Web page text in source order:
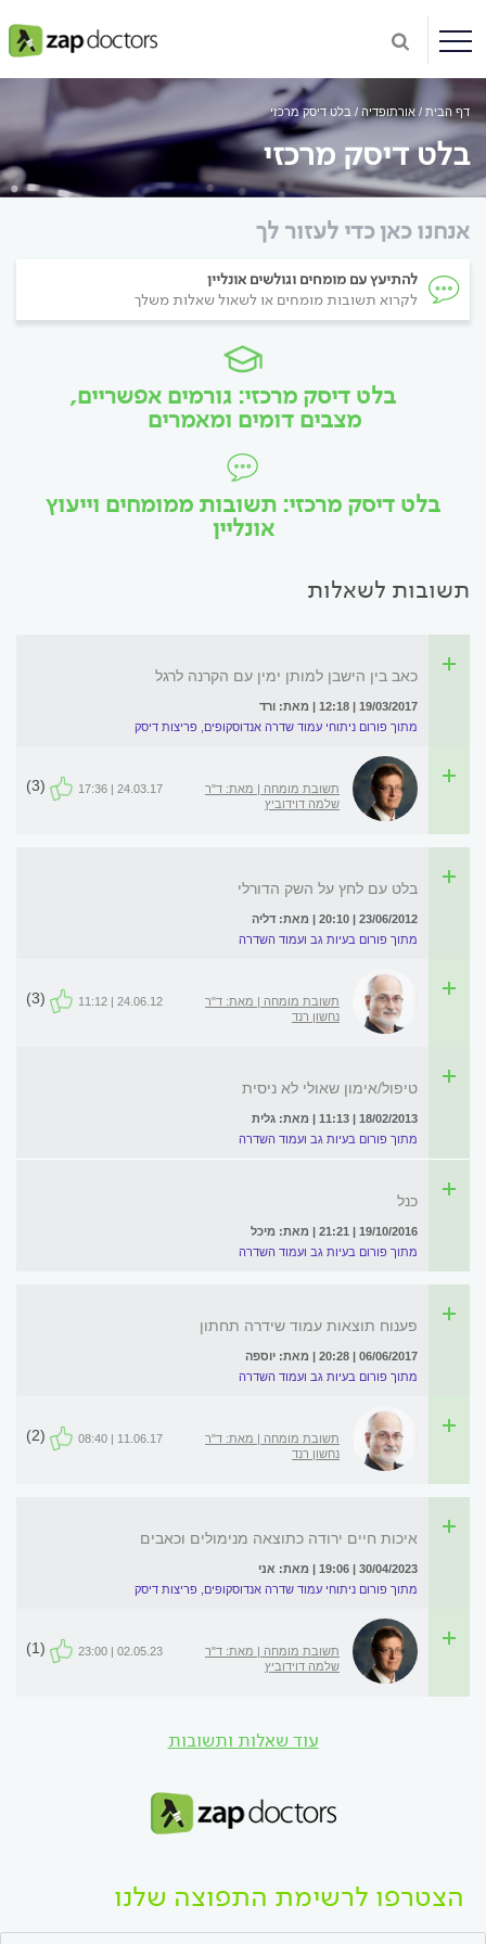
דף הבית אורתופדיה בלט דיסק מרכזי
בלט דיסק מרכזי
אנחנו כאן כדי לעזור לך
להתיעץ עם מומחים וגולשים אונליין
לקרוא תשובות מומחים או לשאול שאלות משלך
בלט דיסק מרכזי: גורמים אפשריים,
מצבים דומים ומאמרים
בלט דיסק מרכזי: תשובות ממומחים וייעוץ
אונליין
תשובות לשאלות
כאב בין הישבן למותן ימין עם הקרנה לרגל
19/03/2017 | 12:18 | מאת: ורד
מתוך פורום ניתוחי עמוד שדרה אנדוסקופים, פריצות דיסק
תשובת מומחה | מאת: ד"ר
שלמה דוידוביץ
24.03.17 | 17:36
(3)
בלט עם לחץ על השק הדורלי
23/06/2012 | 20:10 | מאת: דליה
מתוך פורום בעיות גב ועמוד השדרה
תשובת מומחה | מאת: ד"ר
נחשון רנד
24.06.12 | 11:12
(3)
טיפול/אימון שאולי לא ניסית
18/02/2013 | 11:13 | מאת: גלית
מתוך פורום בעיות גב ועמוד השדרה
כנל
19/10/2016 | 21:21 | מאת: מיכל
מתוך פורום בעיות גב ועמוד השדרה
פענוח תוצאות עמוד שידרה תחתון
06/06/2017 | 20:28 | מאת: יוספה
מתוך פורום בעיות גב ועמוד השדרה
תשובת מומחה | מאת: ד"ר
נחשון רנד
11.06.17 | 08:40
(2)
איכות חיים ירודה כתוצאה מנימולים וכאבים
30/04/2023 | 19:06 | מאת: אני
מתוך פורום ניתוחי עמוד שדרה אנדוסקופים, פריצות דיסק
תשובת מומחה | מאת: ד"ר
שלמה דוידוביץ
02.05.23 | 23:00
(1)
עוד שאלות ותשובות
הצטרפו לרשימת התפוצה שלנו